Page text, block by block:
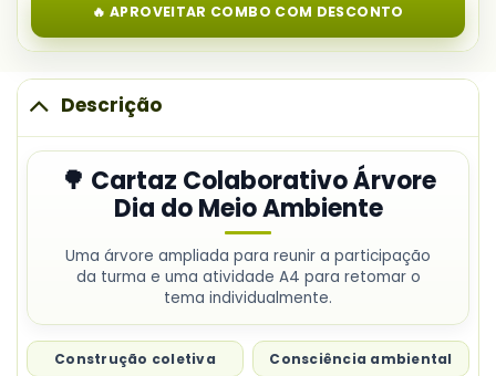
Quatro
Recursos
Alinhavos
Meio
Ambiente
🔥 APROVEITAR COMBO COM DESCONTO
Descrição
🌳 Cartaz Colaborativo Árvore
Dia do Meio Ambiente
Uma árvore ampliada para reunir a participação
da turma e uma atividade A4 para retomar o
tema individualmente.
Construção coletiva Consciência ambiental